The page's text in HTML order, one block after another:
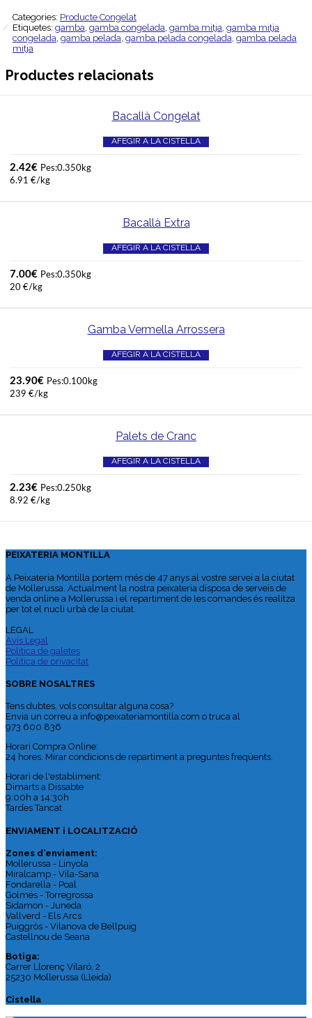
Categories: Producte Congelat
Etiquetes: gamba, gamba congelada, gamba mitja, gamba mitja
congelada, gamba pelada, gamba pelada congelada, gamba pelada
mitja
Productes relacionats
Bacallà Congelat
AFEGIR A LA CISTELLA
2.42€ Pes:0.350kg
6.91 €/kg
Bacallà Extra
AFEGIR A LA CISTELLA
7.00€ Pes:0.350kg
20 €/kg
Gamba Vermella Arrossera
AFEGIR A LA CISTELLA
23.90€ Pes:0.100kg
239 €/kg
Palets de Cranc
AFEGIR A LA CISTELLA
2.23€ Pes:0.250kg
8.92 €/kg
PEIXATERIA MONTILLA
A Peixateria Montilla portem més de 47 anys al vostre servei a la ciutat
de Mollerussa. Actualment la nostra peixateria disposa de serveis de
venda online a Mollerussa i el repartiment de les comandes és realitza
per tot el nucli urbà de la ciutat.
LEGAL
Avís Legal
Política de galetes
Política de privacitat
SOBRE NOSALTRES
Tens dubtes, vols consultar alguna cosa?
Envia un correu a info@peixateriamontilla.com o truca al
973 600 836
Horari Compra Online:
24 hores. Mirar condicions de repartiment a preguntes freqüents.
Horari de l'establiment:
Dimarts a Dissabte
9:00h a 14:30h
Tardes Tancat
ENVIAMENT i LOCALITZACIÓ
Zones d'enviament:
Mollerussa - Linyola
Miralcamp - Vila-Sana
Fondarella - Poal
Golmés - Torregrossa
Sidamon - Juneda
Vallverd - Els Arcs
Puiggròs - Vilanova de Bellpuig
Castellnou de Seana
Botiga:
Carrer Llorenç Vilaró, 2
25230 Mollerussa (Lleida)
Cistella